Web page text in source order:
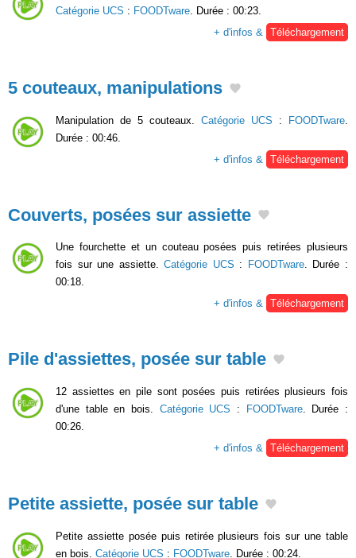
Catégorie UCS : FOODTware . Durée : 00:23.
+ d'infos &
Téléchargement
5 couteaux, manipulations
Manipulation de 5 couteaux. Catégorie UCS : FOODTware
Durée : 00:46.
+ d'infos &
Téléchargement
Couverts, posées sur assiette
Une fourchette et un couteau posées puis retirées plusieurs
fois sur une assiette.Catégorie UCS : FOODTware. Durée :
00:18.
+ d'infos & Téléchargement
Pile d'assiettes, posée sur table
12 assiettes en pile sont posées puis retirées plusieurs fois
d'une table en bois. Catégorie UCS : FOODTware. Durée :
00:26.
+ d'infos &
Téléchargement
Petite assiette, posée sur table
Petite assiette posée puis retirée plusieurs fois sur une table
en bois. Catégorie UCS : FOODTware . Durée : 00:24.